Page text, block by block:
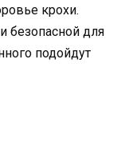
крохи.
безопасной для
подойдут